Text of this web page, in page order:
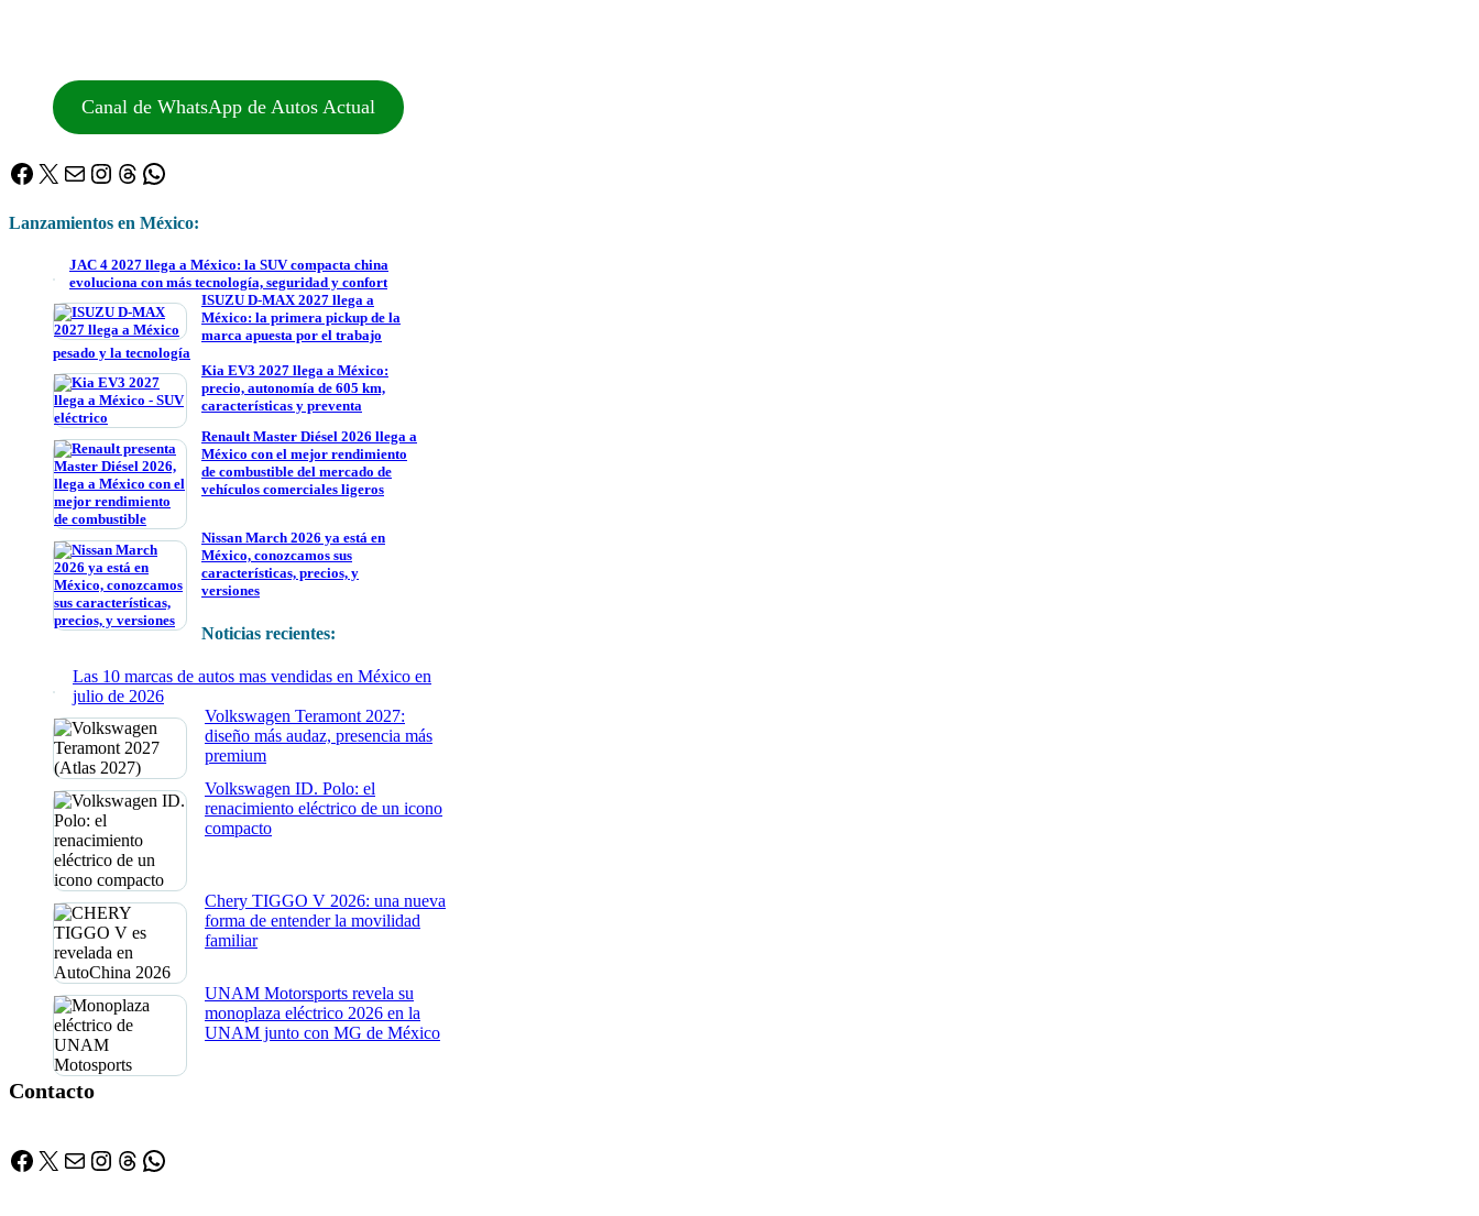
Canal de WhatsApp de Autos Actual
Facebook
X Correo electrónico
Instagram
Threads
WhatsApp
Lanzamientos en México:
JAC 4 2027 llega a México: la SUV compacta china
evoluciona con más tecnología, seguridad y confort
ISUZU D-MAX 2027 llega a
México: la primera pickup de la
marca apuesta por el trabajo
pesado y la tecnología
Kia EV3 2027 llega a México:
precio, autonomía de 605 km,
características y preventa
Renault Master Diésel 2026 llega a
México con el mejor rendimiento
de combustible del mercado de
vehículos comerciales ligeros
Nissan March 2026 ya está en
México, conozcamos sus
características, precios, y
versiones
Noticias recientes:
Las 10 marcas de autos mas vendidas en México en
julio de 2026
Volkswagen Teramont 2027:
diseño más audaz, presencia más
premium
Volkswagen ID. Polo: el
renacimiento eléctrico de un icono
compacto
Chery TIGGO V 2026: una nueva
forma de entender la movilidad
familiar
UNAM Motorsports revela su
monoplaza eléctrico 2026 en la
UNAM junto con MG de México
Contacto
Facebook
X Correo electrónico
Instagram
Threads
WhatsApp